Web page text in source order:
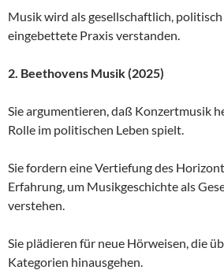
Musik wird als gesellschaftlich,
eingebettete Praxis verstanden.
2. Beethovens Musik (2025)
Sie argumentieren, daß Konzertmusik
Rolle im politischen Leben spielt.
Sie fordern eine Vertiefung des
Erfahrung, um Musikgeschichte als
verstehen.
Sie plädieren für neue Hörweisen, die
Kategorien hinausgehen.